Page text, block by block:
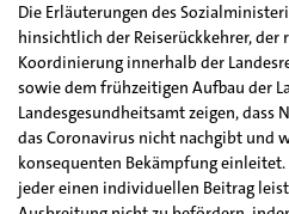
Die Erläuterungen des
hinsichtlich der Reiserückkehrer, der
Koordinierung innerhalb der
sowie dem frühzeitigen Aufbau der
Landesgesundheitsamt zeigen, dass
das Coronavirus nicht nachgibt und
konsequenten Bekämpfung
jeder einen individuellen Beitrag